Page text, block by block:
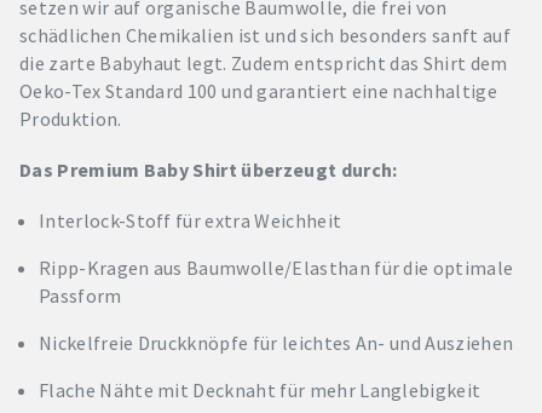
setzen wir auf organische Baumwolle, die frei von
schädlichen Chemikalien ist und sich besonders sanft auf
die zarte Babyhaut legt. Zudem entspricht das Shirt dem
Oeko-Tex Standard 100 und garantiert eine nachhaltige
Produktion.
Das Premium Baby Shirt überzeugt durch:
Interlock-Stoff für extra Weichheit
Ripp-Kragen aus Baumwolle/Elasthan für die optimale
Passform
Nickelfreie Druckknöpfe für leichtes An- und Ausziehen
Flache Nähte mit Decknaht für mehr Langlebigkeit